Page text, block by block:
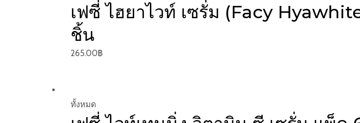
เฟซี่ ไฮยาไวท์ เซรั่ม (Facy
ชิ้น
265.00฿
ทั้งหมด